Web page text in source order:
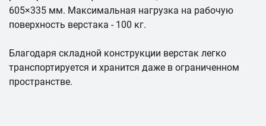
605×335 мм. Максимальная нагрузка на рабочую
поверхность верстака - 100 кг.
Благодаря складной конструкции верстак легко
транспортируется и хранится даже в ограниченном
пространстве.